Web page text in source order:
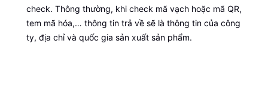
check. Thông thường, khi check mã vạch hoặc mã QR,
tem mã hóa,… thông tin trả về sẽ là thông tin của công
ty, địa chỉ và quốc gia sản xuất sản phẩm.